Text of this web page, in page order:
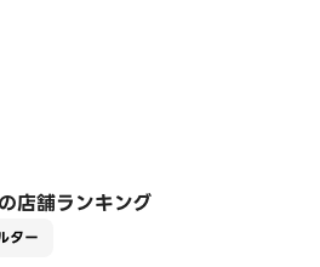
店舗ランキング
ター